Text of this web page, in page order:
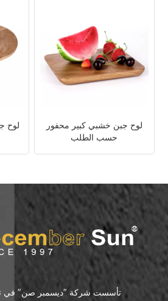
لوح
لوح جبن خشبي كبير محفور
حسب الطلب